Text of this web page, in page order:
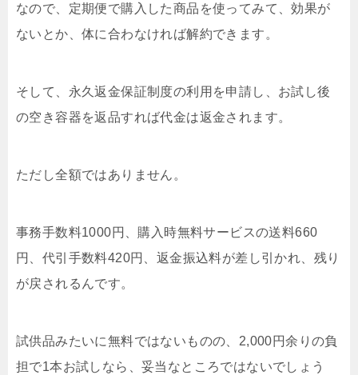
なので、定期便で購入した商品を使ってみて、効果が
ないとか、体に合わなければ解約できます。
そして、永久返金保証制度の利用を申請し、お試し後
の空き容器を返品すれば代金は返金されます。
ただし全額ではありません。
事務手数料1000円、購入時無料サービスの送料660
円、代引手数料420円、返金振込料が差し引かれ、残り
が戻されるんです。
試供品みたいに無料ではないものの、2,000円余りの負
担で1本お試しなら、妥当なところではないでしょう